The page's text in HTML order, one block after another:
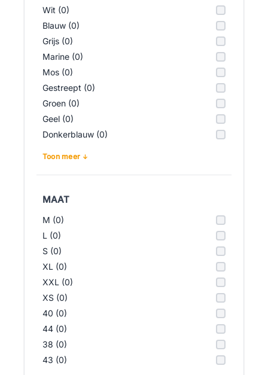
Wit (0)
Blauw (0)
Grijs (0)
Marine (0)
Mos (0)
Gestreept (0)
Groen (0)
Geel (0)
Donkerblauw (0)
Toon meer
MAAT
M (0)
L (0)
S (0)
XL (0)
XXL (0)
XS (0)
40 (0)
44 (0)
38 (0)
43 (0)